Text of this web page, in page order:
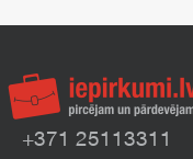
+371 25113311